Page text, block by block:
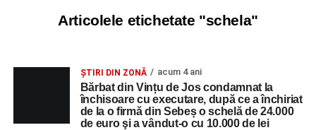
Articolele etichetate "schela"
ȘTIRI DIN ZONĂ acum 4 ani
Bărbat din Vințu de Jos condamnat la
închisoare cu executare, după ce a închiriat
de la o firmă din Sebeș o schelă de 24.000
de euro şi a vândut-o cu 10.000 de lei